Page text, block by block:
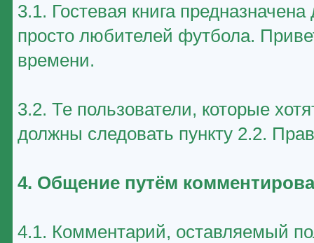
3.1. Гостевая книга
просто любителей футбола.
времени.
3.2. Те пользователи, которые
должны следовать пункту 2.2.
4. Общение путём
4.1. Комментарий, оставляемый